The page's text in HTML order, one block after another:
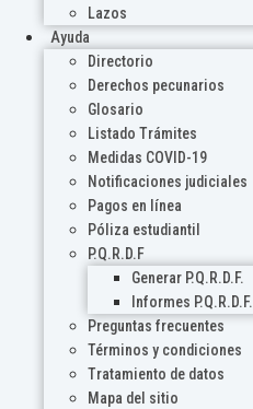
Lazos
Ayuda
Directorio
Derechos pecunarios
Glosario
Listado Trámites
Medidas COVID-19
Notificaciones judiciales
Pagos en línea
Póliza estudiantil
P.Q.R.D.F
Generar P.Q.R.D.F.
Informes P.Q.R.D.F.
Preguntas frecuentes
Términos y condiciones
Tratamiento de datos
Mapa del sitio